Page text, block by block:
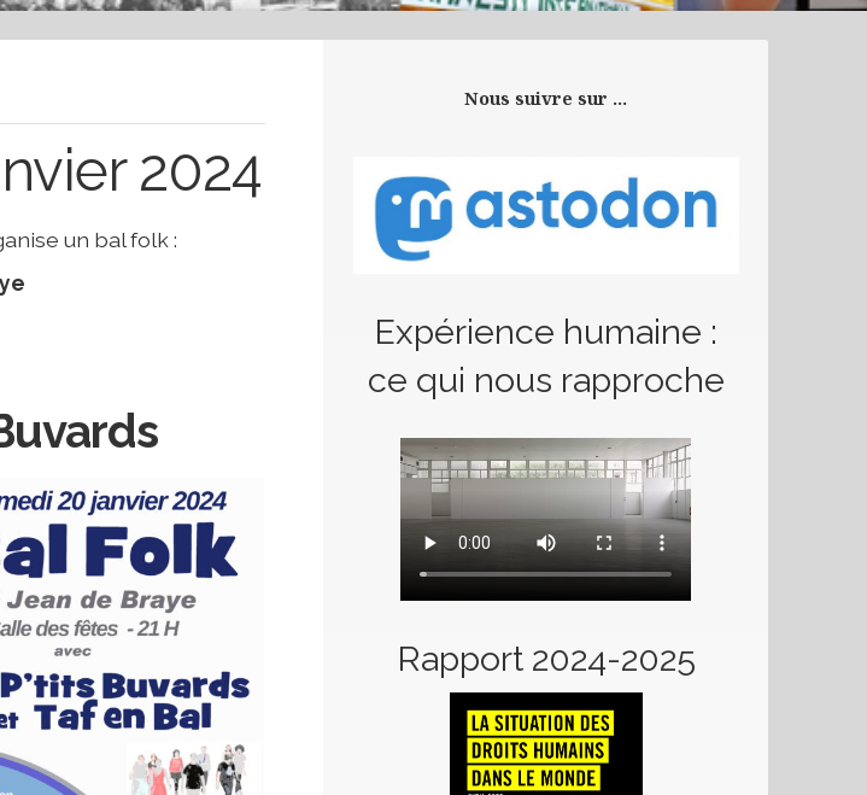
2024
un bal folk :
Nous suivre sur ...
Expérience humaine :
ce qui nous rapproche
Rapport 2024-2025